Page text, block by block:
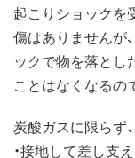
起こりショックを
傷はありませんが
ックで物を落とし
ことはなくなるの
炭酸ガスに限らず
・接地して差し支